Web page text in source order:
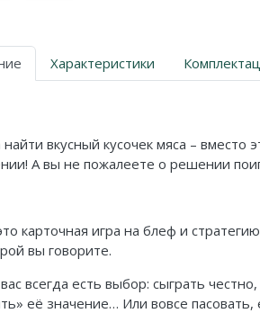
Характеристики
вкусный кусочек мяса – вместо
А вы не пожалеете о решении
карточная игра на блеф и
вы говорите.
всегда есть выбор: сыграть
её значение… Или вовсе